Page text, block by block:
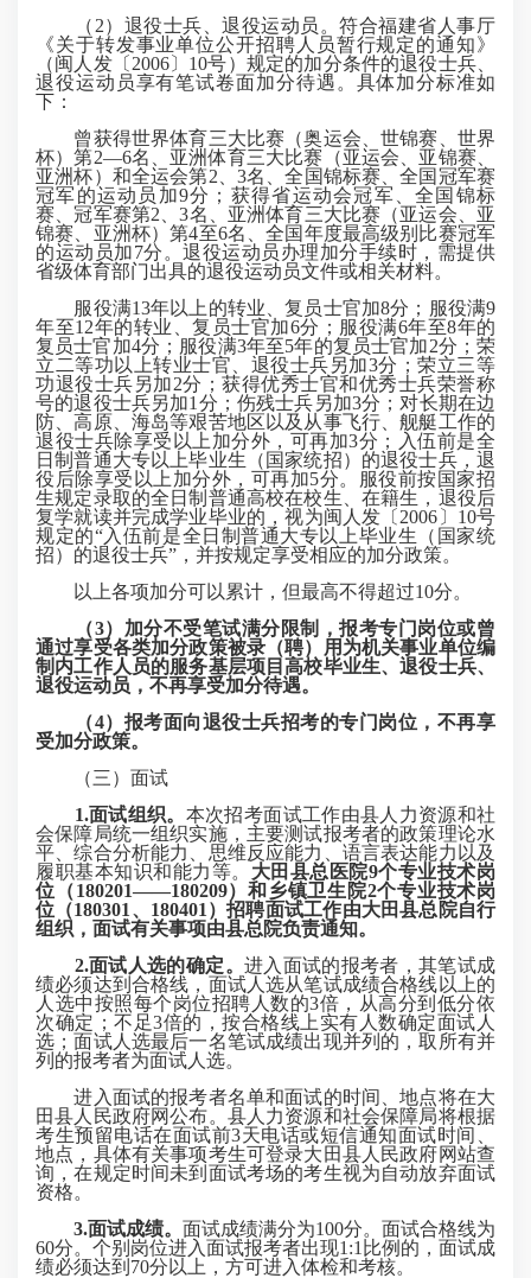
（2）退役士兵、退役运动员。符合福建省人事厅
《关于转发事业单位公开招聘人员暂行规定的通知》
（闽人发〔2006〕10号）规定的加分条件的退役士兵、
退役运动员享有笔试卷面加分待遇。具体加分标准如
下：
曾获得世界体育三大比赛（奥运会、世锦赛、世界
杯）第2—6名、亚洲体育三大比赛（亚运会、亚锦赛、
亚洲杯）和全运会第2、3名、全国锦标赛、全国冠军赛
冠军的运动员加9分；获得省运动会冠军、全国锦标
赛、冠军赛第2、3名、亚洲体育三大比赛（亚运会、亚
锦赛、亚洲杯）第4至6名、全国年度最高级别比赛冠军
的运动员加7分。退役运动员办理加分手续时，需提供
省级体育部门出具的退役运动员文件或相关材料。
服役满13年以上的转业、复员士官加8分；服役满9
年至12年的转业、复员士官加6分；服役满6年至8年的
复员士官加4分；服役满3年至5年的复员士官加2分；荣
立二等功以上转业士官、退役士兵另加3分；荣立三等
功退役士兵另加2分；获得优秀士官和优秀士兵荣誉称
号的退役士兵另加1分；伤残士兵另加3分；对长期在边
防、高原、海岛等艰苦地区以及从事飞行、舰艇工作的
退役士兵除享受以上加分外，可再加3分；入伍前是全
日制普通大专以上毕业生（国家统招）的退役士兵，退
役后除享受以上加分外，可再加5分。服役前按国家招
生规定录取的全日制普通高校在校生、在籍生，退役后
复学就读并完成学业毕业的，视为闽人发〔2006〕10号
规定的“入伍前是全日制普通大专以上毕业生（国家统
招）的退役士兵”，并按规定享受相应的加分政策。
以上各项加分可以累计，但最高不得超过10分。
（3）加分不受笔试满分限制，报考专门岗位或曾
通过享受各类加分政策被录（聘）用为机关事业单位编
制内工作人员的服务基层项目高校毕业生、退役士兵、
退役运动员，不再享受加分待遇。
（4）报考面向退役士兵招考的专门岗位，不再享
受加分政策。
（三）面试
1.面试组织。 本次招考面试工作由县人力资源和社
会保障局统一组织实施，主要测试报考者的政策理论水
平、综合分析能力、思维反应能力、语言表达能力以及
履职基本知识和能力等。 大田县总医院9个专业技术岗
位（180201——180209）和乡镇卫生院2个专业技术岗
位（180301、180401）招聘面试工作由大田县总院自行
组织，面试有关事项由县总院负责通知。
2.面试人选的确定。 进入面试的报考者，其笔试成
绩必须达到合格线，面试人选从笔试成绩合格线以上的
人选中按照每个岗位招聘人数的3倍，从高分到低分依
次确定；不足3倍的，按合格线上实有人数确定面试人
选；面试人选最后一名笔试成绩出现并列的，取所有并
列的报考者为面试人选。
进入面试的报考者名单和面试的时间、地点将在大
田县人民政府网公布。县人力资源和社会保障局将根据
考生预留电话在面试前3天电话或短信通知面试时间、
地点，具体有关事项考生可登录大田县人民政府网站查
询，在规定时间未到面试考场的考生视为自动放弃面试
资格。
3.面试成绩。 面试成绩满分为100分。面试合格线为
60分。个别岗位进入面试报考者出现1:1比例的，面试成
绩必须达到70分以上，方可进入体检和考核。